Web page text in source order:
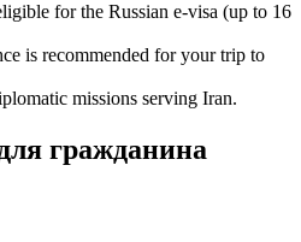
for the Russian e-visa (up to 16
is recommended for your trip to
missions serving Iran.
гражданина